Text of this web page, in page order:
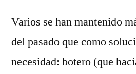
Varios se han mantenido
del pasado que como
necesidad: botero (que